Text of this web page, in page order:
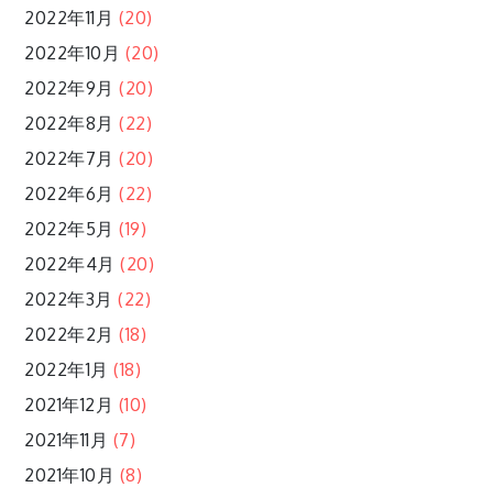
2022年11月 (20)
2022年10月 (20)
2022年9月 (20)
2022年8月 (22)
2022年7月 (20)
2022年6月 (22)
2022年5月 (19)
2022年4月 (20)
2022年3月 (22)
2022年2月 (18)
2022年1月 (18)
2021年12月 (10)
2021年11月 (7)
2021年10月 (8)